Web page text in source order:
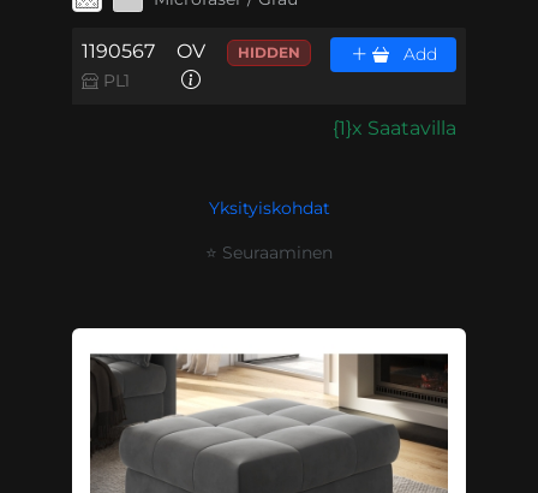
1190567
PL1
OV HIDDEN Add
{1}x Saatavilla
Yksityiskohdat
⭐ Seuraaminen